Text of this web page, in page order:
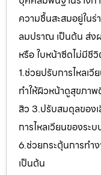
ความชื้นสะสมอยู่ในร่
ลมปราณ เป็นต้น ส่ง
หรือ ใบหน้าซีดไม่มีชี
1.ช่วยปรับการไหลเ
ทำให้ผิวหน้าดูสุขภา
สิว 3.ปรับสมดุลของ
การไหลเวียนของระ
6.ช่วยกระตุ้นการทำ
เป็นต้น